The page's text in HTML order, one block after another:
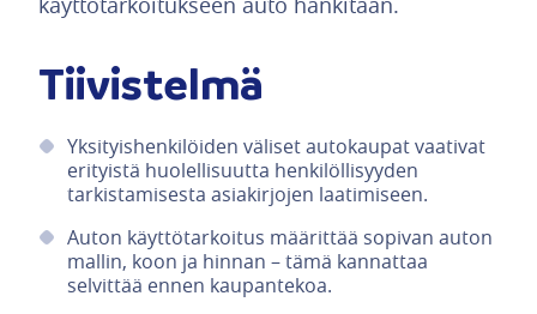
Tiivistelmä
Yksityishenkilöiden väliset autokaupat vaativat
erityistä huolellisuutta henkilöllisyyden
tarkistamisesta asiakirjojen laatimiseen.
Auton käyttötarkoitus määrittää sopivan auton
mallin, koon ja hinnan – tämä kannattaa
selvittää ennen kaupantekoa.